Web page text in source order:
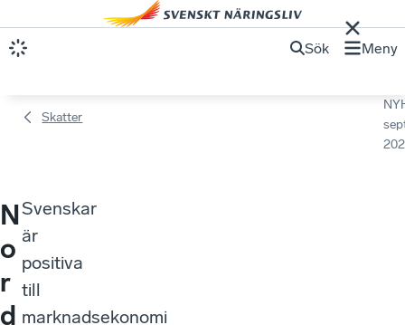
Sök Meny
Skatter
N
o
r
d
Svenskar
är
positiva
till
marknadsekonomi